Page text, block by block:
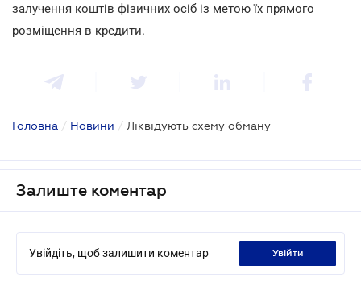
залучення коштів фізичних осіб із метою їх прямого
розміщення в кредити.
Головна / Новини / Ліквідують схему обману
Залиште коментар
Увійдіть, щоб залишити коментар увійти